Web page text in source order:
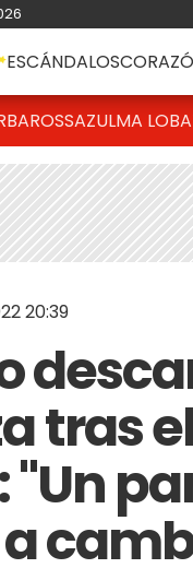
ESCÁNDALOS
ZULMA
20:39
tras